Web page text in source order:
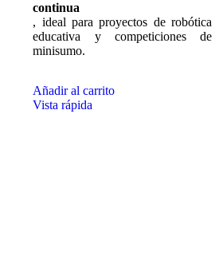
continua
, ideal para proyectos de robótica
educativa y competiciones de
minisumo.
Añadir al carrito
Vista rápida